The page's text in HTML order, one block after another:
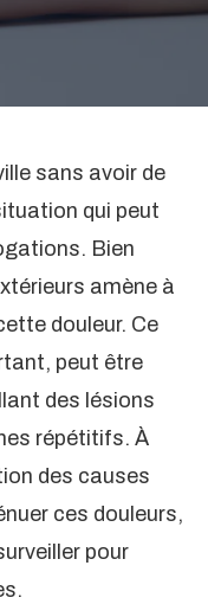
sans avoir de
qui peut
Bien
amène à
douleur. Ce
peut être
des lésions
répétitifs. À
des causes
ces douleurs,
pour